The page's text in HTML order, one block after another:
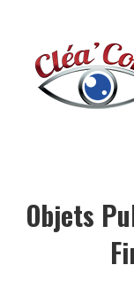
Objets